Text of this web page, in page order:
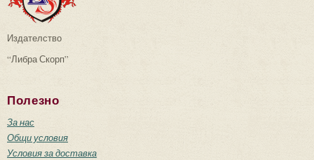
Издателство
“Либра Скорп”
Полезно
За нас
Общи условия
Условия за доставка